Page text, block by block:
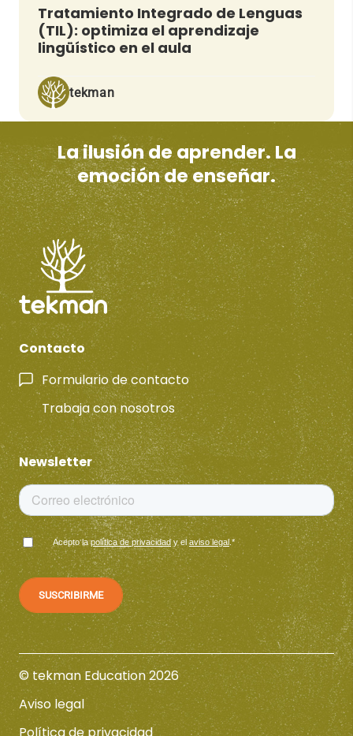
Tratamiento Integrado de Lenguas
(TIL): optimiza el aprendizaje
lingüístico en el aula
tekman
La ilusión de aprender. La
emoción de enseñar.
Contacto
Formulario de contacto
Trabaja con nosotros
Newsletter
Acepto lapolítica de privacidady el aviso legal.*
© tekman Education 2026
Aviso legal
Política de privacidad